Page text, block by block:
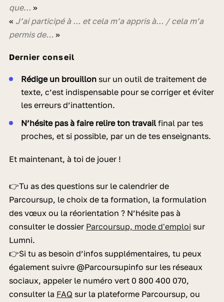
que… »
« J’ai participé à … et cela m’a appris à… / cela m’a
permis de… »
Dernier conseil
Rédige un brouillon sur un outil de traitement de
texte, c’est indispensable pour se corriger et éviter
les erreurs d’inattention.
N’hésite pas à faire relire ton travailfinal par tes
proches, et si possible, par un de tes enseignants.
Et maintenant, à toi de jouer !
👉Tu as des questions sur le calendrier de
Parcoursup, le choix de ta formation, la formulation
des vœux ou la réorientation ? N’hésite pas à
consulter le dossier Parcoursup, mode d'emploi sur
Lumni.
👉Si tu as besoin d’infos supplémentaires, tu peux
également suivre @Parcoursupinfo sur les réseaux
sociaux, appeler le numéro vert 0 800 400 070,
consulter la FAQ sur la plateforme Parcoursup, ou